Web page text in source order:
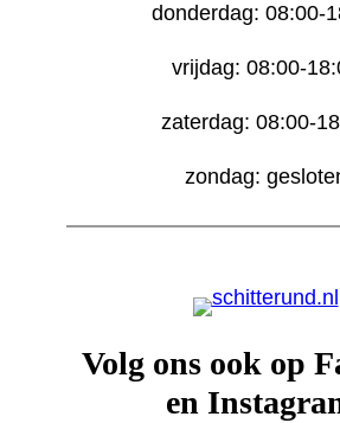
donderdag: 08:00-
vrijdag: 08:00-
zaterdag: 08:00-
zondag:
Volg ons ook op
en